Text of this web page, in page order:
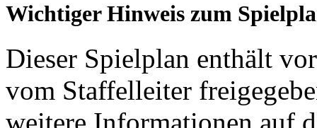
Wichtiger Hinweis zum
Dieser Spielplan enthält
vom Staffelleiter